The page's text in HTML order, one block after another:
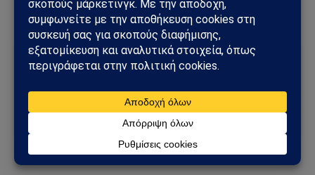
Ακολούθησε το Sahiel στο Google News
Πρόσθεσε το Sahiel ως προτιμώμενη πηγή για να λαμβάνεις
Add as a preferred source